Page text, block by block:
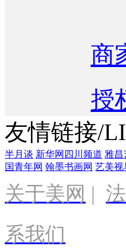
商
授
友情链接/
半月谈 新华网四川频道 雅昌
国青年网 翰墨书画网 艺美视
关于美网 |
系我们